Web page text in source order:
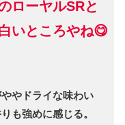
ローヤルSRと
いところやね😋
やドライな味わい
も強めに感じる。